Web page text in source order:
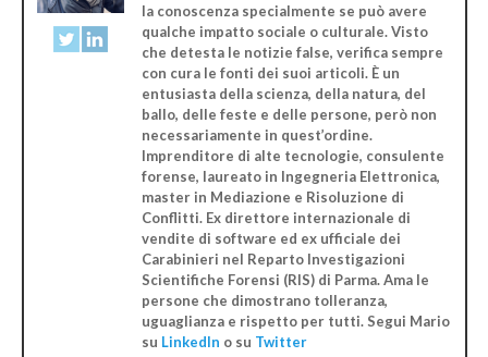
la conoscenza specialmente se può avere
qualche impatto sociale o culturale. Visto
che detesta le notizie false, verifica sempre
con cura le fonti dei suoi articoli. È un
entusiasta della scienza, della natura, del
ballo, delle feste e delle persone, però non
necessariamente in quest’ordine.
Imprenditore di alte tecnologie, consulente
forense, laureato in Ingegneria Elettronica,
master in Mediazione e Risoluzione di
Conflitti. Ex direttore internazionale di
vendite di software ed ex ufficiale dei
Carabinieri nel Reparto Investigazioni
Scientifiche Forensi (RIS) di Parma. Ama le
persone che dimostrano tolleranza,
uguaglianza e rispetto per tutti. Segui Mario
su LinkedIn o su Twitter